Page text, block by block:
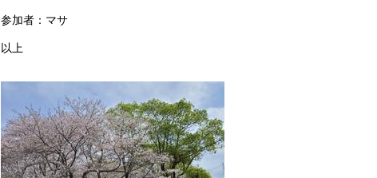
参加者：マサ
以上